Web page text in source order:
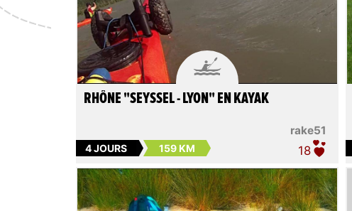

rake51
RHÔNE "SEYSSEL - LYON" EN KAYAK
4 JOURS 159 KM 18